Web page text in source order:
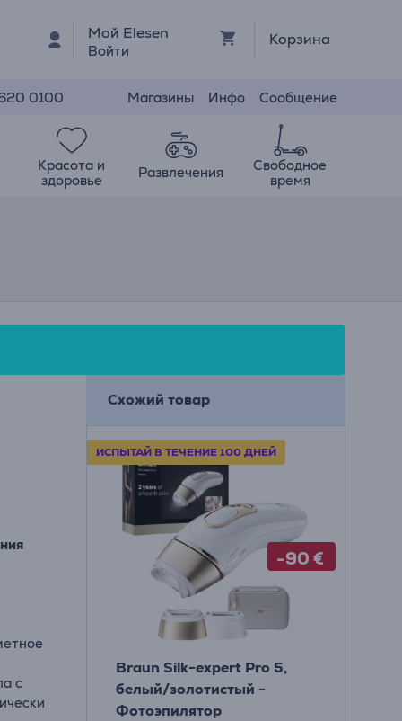
Мой Elesen
Войти
Корзина
0100 Магазины Инфо Сообщение
Красота и
здоровье
Развлечения
Свободное
время
с
Схожий товар
ИСПЫТАЙ В ТЕЧЕНИЕ 100 ДНЕЙ
-90 €
Braun Silk-expert Pro 5,
белый/золотистый -
Фотоэпилятор